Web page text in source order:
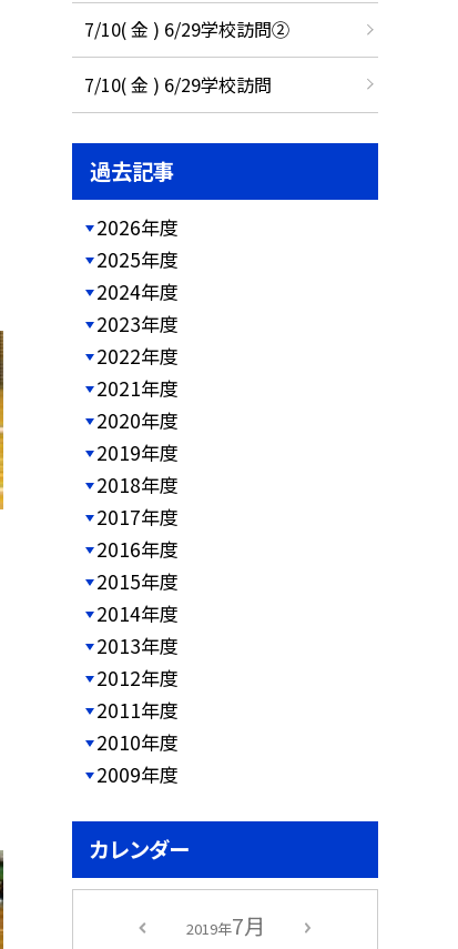
7/10( 金 ) 6/29学校訪問②
7/10( 金 ) 6/29学校訪問
過去記事
2026年度
2025年度
2024年度
2023年度
2022年度
2021年度
2020年度
2019年度
2018年度
2017年度
2016年度
2015年度
2014年度
2013年度
2012年度
2011年度
2010年度
2009年度
カレンダー
2019年7月